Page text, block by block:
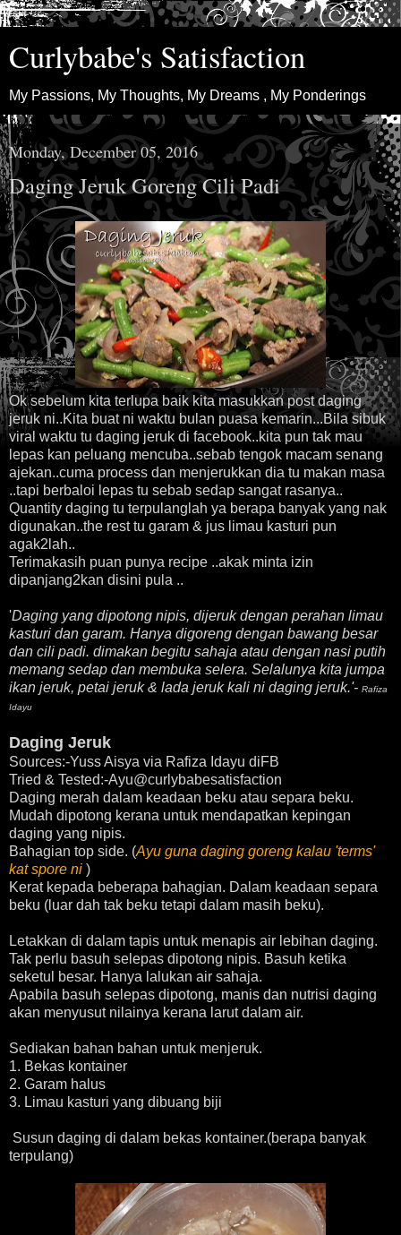
Curlybabe's Satisfaction
My Passions, My Thoughts, My Dreams , My Ponderings
Monday, December 05, 2016
Daging Jeruk Goreng Cili Padi
Ok sebelum kita terlupa baik kita masukkan postdaging
jeruk ni..Kita buat ni waktu bulan puasa kemarin...Bila sibuk
viral waktu tu daging jeruk di facebook..kita pun tak mau
lepas kan peluang mencuba..sebab tengok macam senang
ajekan..cuma process dan menjerukkan dia tu makan masa
..tapi berbal oi lepas tu sebab sedap sangat rasanya..
Quantity daging tu terpulanglah ya berapa banyak yang nak
digunakan..the rest tu garam & jus limau kasturi pun
agak2lah..
Terimakasih puan punya recipe ..akak minta izin
dipanjang2kan disini pula ..
'Daging yang dipotong nipis, dijeruk dengan perahan limau
kasturi dan garam. Hanya digoreng dengan bawang besar
dan cili padi. dimakan begitu sahaja atau dengan nasi putih
memang sedap dan membuka selera. Selalunya kita jumpa
ikan jeruk, petai jeruk & lada jerukkali ni daging jeruk.'- Rafiza
Idayu
Daging Jeruk
Sources:-Yuss Aisya via Rafiza Idayu diFB
Tried & Tested:-Ayu@curlybabesatisfaction
Daging merah dalam keadaan beku atau separa beku.
Mudah dipotong kerana untuk mendapatkan kepingan
daging yang nipis.
Bahagian top side. (Ayu guna daging goreng kalau 'terms'
kat spore ni )
Kerat kepada beberapa bahagian. Dalam keadaan separa
beku (luar dah tak beku tetapi dalam masih beku).
Letakkan di dalam tapis untuk menapis air lebihan daging.
Tak perlu basuh selepas dipotong nipis. Basuh ketika
seketul besar. Hanya lalukan air sahaja.
Apabila basuh selepas dipotong, manis dan nutrisi daging
akan menyusut nilainya kerana larut dalam air.
Sediakan bahan bahan untuk menjeruk.
1. Bekas kontainer
2. Garam halus
3. Limau kasturi yang dibuang biji
Susun daging di dalam bekas kontainer.(berapa banyak
terpulang)